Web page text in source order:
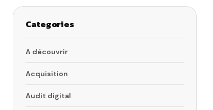
Categories
A découvrir
Acquisition
Audit digital